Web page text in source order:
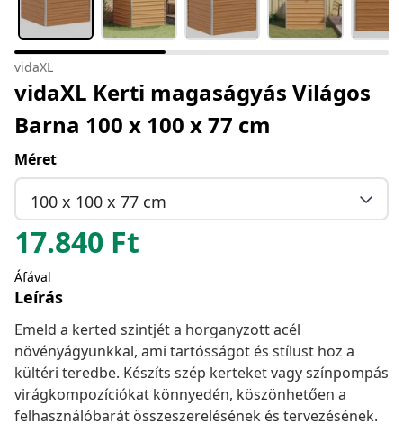
vidaXL
vidaXL Kerti magaságyás Világos
Barna 100 x 100 x 77 cm
Méret
100 x 100 x 77 cm
17.840 Ft
Áfával
Leírás
Emeld a kerted szintjét a horganyzott acél
növényágyunkkal, ami tartósságot és stílust hoz a
kültéri teredbe. Készíts szép kerteket vagy színpompás
virágkompozíciókat könnyedén, köszönhetően a
felhasználóbarát összeszerelésének és tervezésének.